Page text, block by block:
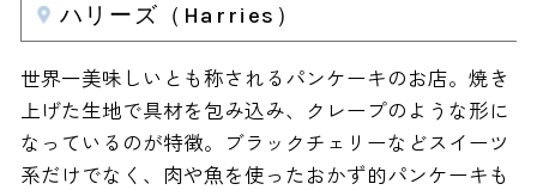
ハリーズ（Harries）
世界一美味しいとも称されるパンケーキのお店。焼き
上げた生地で具材を包み込み、クレープのような形に
なっているのが特徴。ブラックチェリーなどスイーツ
系だけでなく、肉や魚を使ったおかず的パンケーキも